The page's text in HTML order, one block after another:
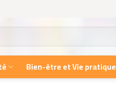
Bien-être et Vie pratique